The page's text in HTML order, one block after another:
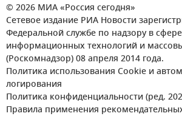
© 2026 МИА «Россия сегодня»
Сетевое издание РИА Новости
Федеральной службе по надзору в
информационных технологий и
(Роскомнадзор) 08 апреля 2014 года.
Политика использования Cookie и
логирования
Политика конфиденциальности (ред.
Правила применения